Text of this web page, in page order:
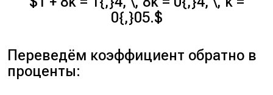
0{,}05.$
Переведём коэффициент обратно в
проценты: